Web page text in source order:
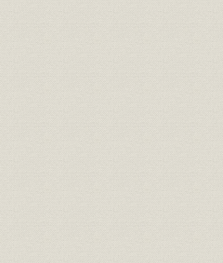
高比較
生産
本道の鉄鉱石産額と当所出銑量
との対照表
明治39年
役員 現役員
役員 現役員
役員 現役員
役員 現役員